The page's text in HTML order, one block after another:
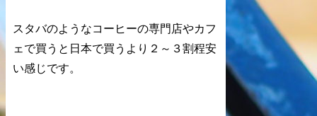
スタバのようなコーヒーの専門店やカフ
ェで買うと日本で買うより２～３割程安
い感じです。